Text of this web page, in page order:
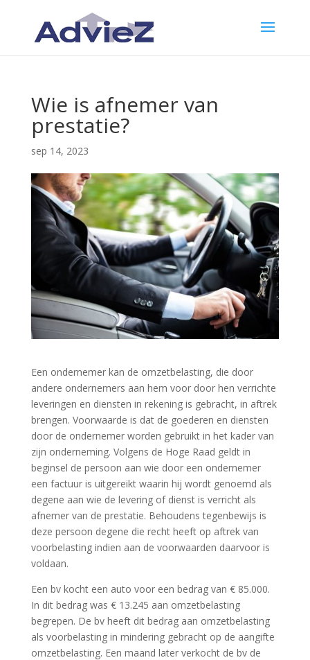
Wie is afnemer van
prestatie?
sep 14, 2023
Een ondernemer kan de omzetbelasting, die door
andere ondernemers aan hem voor door hen verrichte
leveringen en diensten in rekening is gebracht, in aftrek
brengen. Voorwaarde is dat de goederen en diensten
door de ondernemer worden gebruikt in het kader van
zijn onderneming. Volgens de Hoge Raad geldt in
beginsel de persoon aan wie door een ondernemer
een factuur is uitgereikt waarin hij wordt genoemd als
degene aan wie de levering of dienst is verricht als
afnemer van de prestatie. Behoudens tegenbewijs is
deze persoon degene die recht heeft op aftrek van
voorbelasting indien aan de voorwaarden daarvoor is
voldaan.
Een bv kocht een auto voor een bedrag van € 85.000.
In dit bedrag was € 13.245 aan omzetbelasting
begrepen. De bv heeft dit bedrag aan omzetbelasting
als voorbelasting in mindering gebracht op de aangifte
omzetbelasting. Een maand later verkocht de bv de